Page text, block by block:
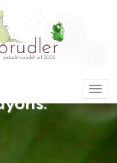
the whole